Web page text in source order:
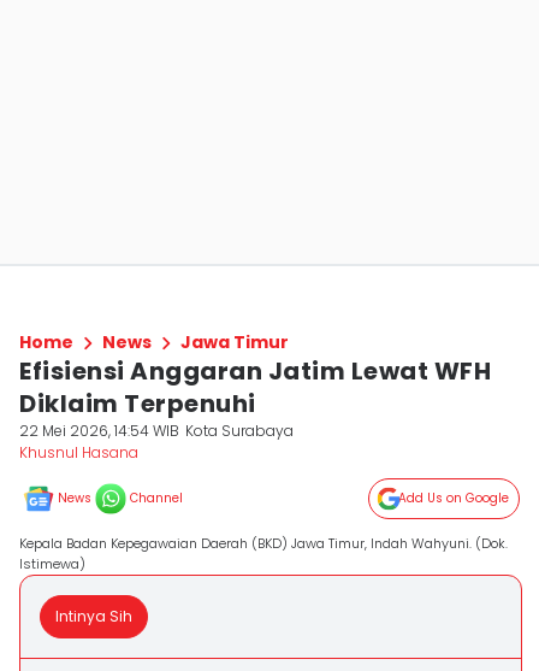
Home News Jawa Timur
Efisiensi Anggaran Jatim Lewat WFH
Diklaim Terpenuhi
22 Mei 2026, 14:54 WIB Kota Surabaya
Khusnul Hasana
News Channel Add Us on Google
Kepala Badan Kepegawaian Daerah (BKD) Jawa Timur, Indah Wahyuni. (Dok.
Istimewa)
Intinya Sih